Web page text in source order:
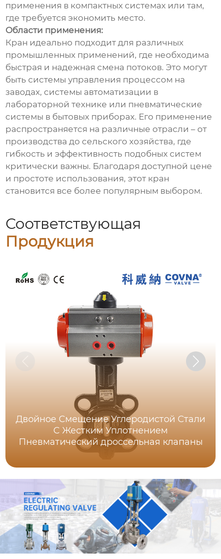
применения в компактных системах или там,
где требуется экономить место.
Области применения:
Кран идеально подходит для различных
промышленных применений, где необходима
быстрая и надежная смена потоков. Это могут
быть системы управления процессом на
заводах, системы автоматизации в
лабораторной технике или пневматические
системы в бытовых приборах. Его применение
распространяется на различные отрасли – от
производства до сельского хозяйства, где
гибкость и эффективность подобных систем
критически важны. Благодаря доступной цене
и простоте использования, этот кран
становится все более популярным выбором.
Соответствующая
Продукция
Двойное Смещение Углеродистой Стали
С Жестким Уплотнением
Пневматический дроссельная клапаны